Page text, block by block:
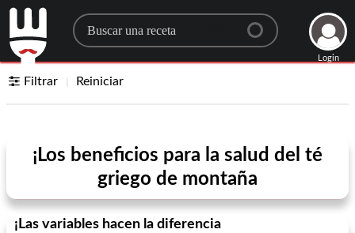
Search for a recipe
Login
Filtrar Reiniciar
¡Los beneficios para la salud del té
griego de montaña
¡Las variables hacen la diferencia